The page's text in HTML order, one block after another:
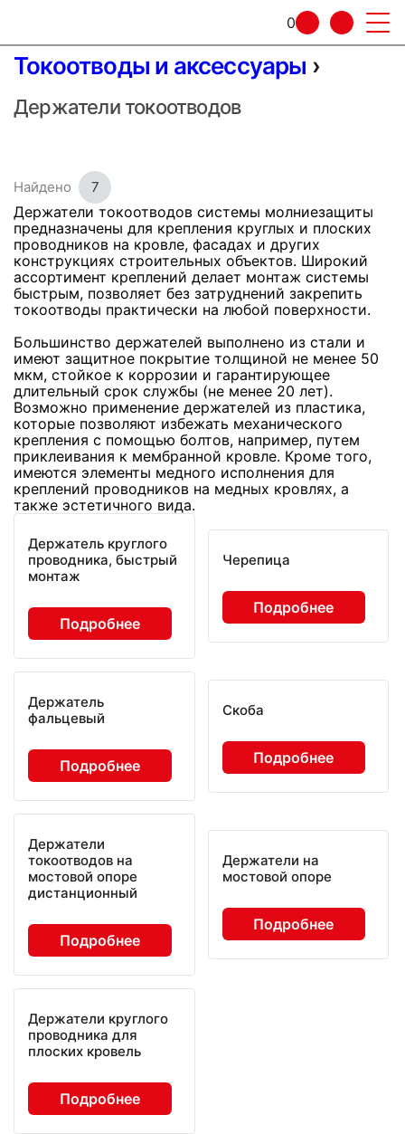
0
Токоотводы и аксессуары ›
Держатели токоотводов
Найдено 7
Держатели токоотводов системы молниезащиты
предназначены для крепления круглых и плоских
проводников на кровле, фасадах и других
конструкциях строительных объектов. Широкий
ассортимент креплений делает монтаж системы
быстрым, позволяет без затруднений закрепить
токоотводы практически на любой поверхности.
Большинство держателей выполнено из стали и
имеют защитное покрытие толщиной не менее 50
мкм, стойкое к коррозии и гарантирующее
длительный срок службы (не менее 20 лет).
Возможно применение держателей из пластика,
которые позволяют избежать механического
крепления с помощью болтов, например, путем
приклеивания к мембранной кровле. Кроме того,
имеются элементы медного исполнения для
креплений проводников на медных кровлях, а
также эстетичного вида.
Держатель круглого
проводника, быстрый
монтаж
Подробнее
Черепица
Подробнее
Держатель
фальцевый
Подробнее
Скоба
Подробнее
Держатели
токоотводов на
мостовой опоре
дистанционный
Подробнее
Держатели на
мостовой опоре
Подробнее
Держатели круглого
проводника для
плоских кровель
Подробнее